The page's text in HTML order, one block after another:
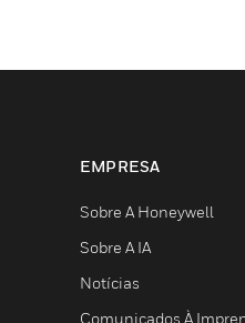
EMPRESA
Sobre A Honeywell
Sobre A IA
Notícias
Comunicados À